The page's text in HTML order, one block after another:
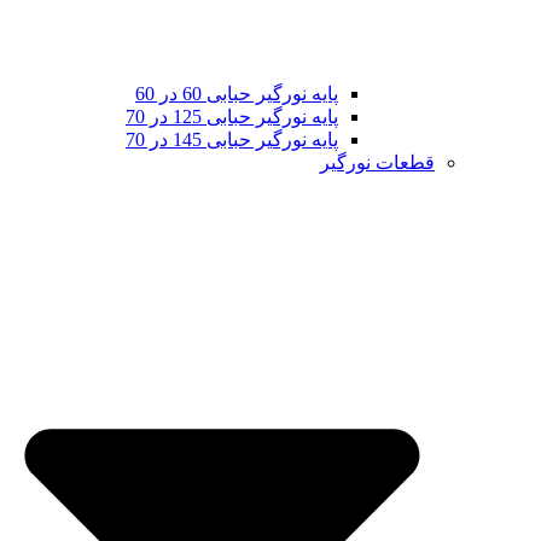
پایه نورگیر حبابی 60 در 60
پایه نورگیر حبابی 125 در 70
پایه نورگیر حبابی 145 در 70
قطعات نورگیر